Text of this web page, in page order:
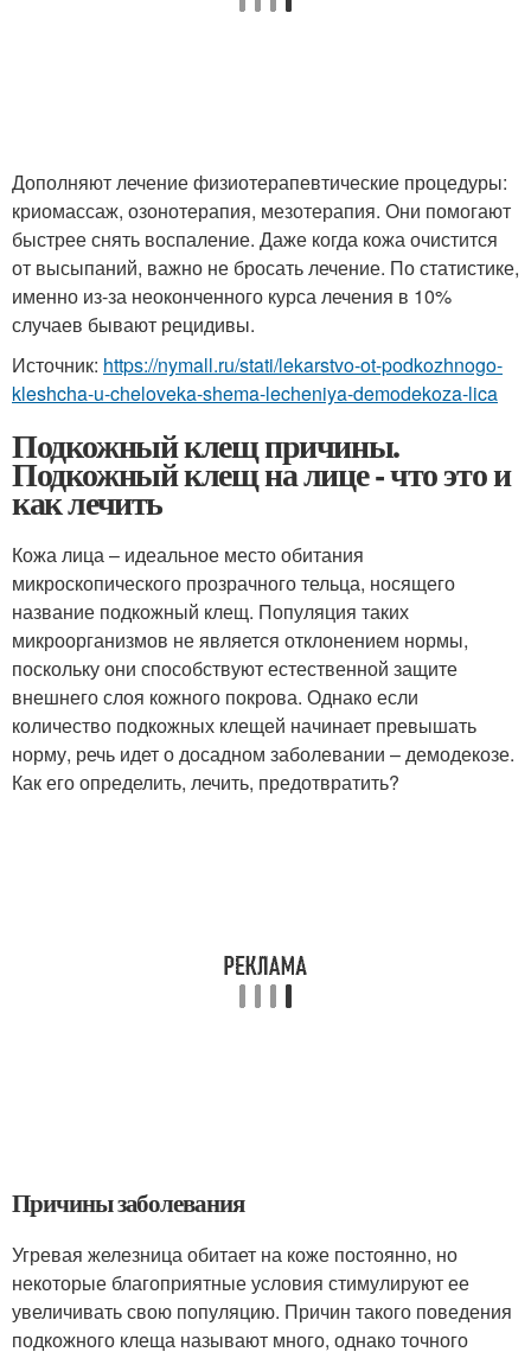
Дополняют лечение физиотерапевтические процедуры:
криомассаж, озонотерапия, мезотерапия. Они помогают
быстрее снять воспаление. Даже когда кожа очистится
от высыпаний, важно не бросать лечение. По статистике,
именно из-за неоконченного курса лечения в 10%
случаев бывают рецидивы.
Источник: https://nymall.ru/stati/lekarstvo-ot-podkozhnogo-
kleshcha-u-cheloveka-shema-lecheniya-demodekoza-lica
Подкожный клещ причины.
Подкожный клещ на лице - что это и
как лечить
Кожа лица – идеальное место обитания
микроскопического прозрачного тельца, носящего
название подкожный клещ. Популяция таких
микроорганизмов не является отклонением нормы,
поскольку они способствуют естественной защите
внешнего слоя кожного покрова. Однако если
количество подкожных клещей начинает превышать
норму, речь идет о досадном заболевании – демодекозе.
Как его определить, лечить, предотвратить?
Причины заболевания
Угревая железница обитает на коже постоянно, но
некоторые благоприятные условия стимулируют ее
увеличивать свою популяцию. Причин такого поведения
подкожного клеща называют много, однако точного